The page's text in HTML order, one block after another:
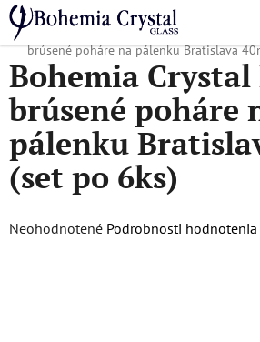
Prejsť
na
obsah
Domov
/ Obľúbené kolekcie / Bratislava
brúsené poháre na pálenku Bratislava
Bohemia Crystal
brúsené poháre
pálenku
(set po 6ks)
Priemerné
Neohodnotené Podrobnosti hodnotenia